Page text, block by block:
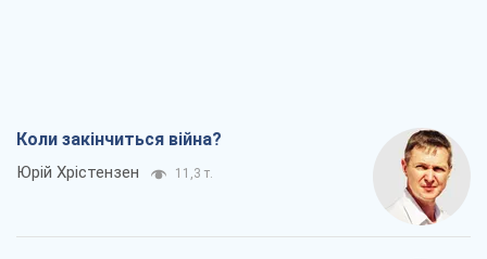
Коли закінчиться війна?
Юрій Хрістензен 11,3 т.